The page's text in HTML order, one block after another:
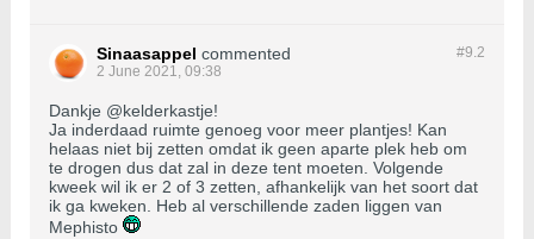
#9.2
Sinaasappel commented
2 June 2021, 09:38
Dankje @kelderkastje!
Ja inderdaad ruimte genoeg voor meer plantjes! Kan
helaas niet bij zetten omdat ik geen aparte plek heb om
te drogen dus dat zal in deze tent moeten. Volgende
kweek wil ik er 2 of 3 zetten, afhankelijk van het soort dat
ik ga kweken. Heb al verschillende zaden liggen van
Mephisto